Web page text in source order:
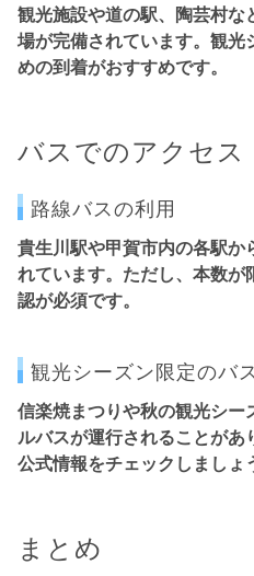
観光施設や道の駅、陶芸村な
場が完備されています。観
めの到着がおすすめです。
バスでのアクセス
路線バスの利用
貴生川駅や甲賀市内の各駅か
れています。ただし、 本数が
認が必須です。
観光シーズン限定のバ
信楽焼まつりや秋の観光シー
ルバスが運行されることがあ
公式情報をチェックしましょ
まとめ